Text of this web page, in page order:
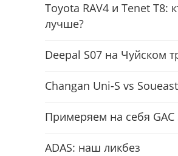
Toyota RAV4 и Tenet T8:
лучше?
Deepal S07 на Чуйском
Changan Uni-S vs
Примеряем на себя GAC
ADAS: наш ликбез